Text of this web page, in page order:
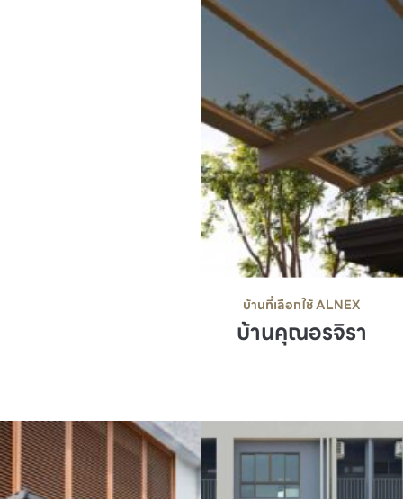
บ้านที่เลือกใช้ ALNEX
บ้านคุณอรจิรา